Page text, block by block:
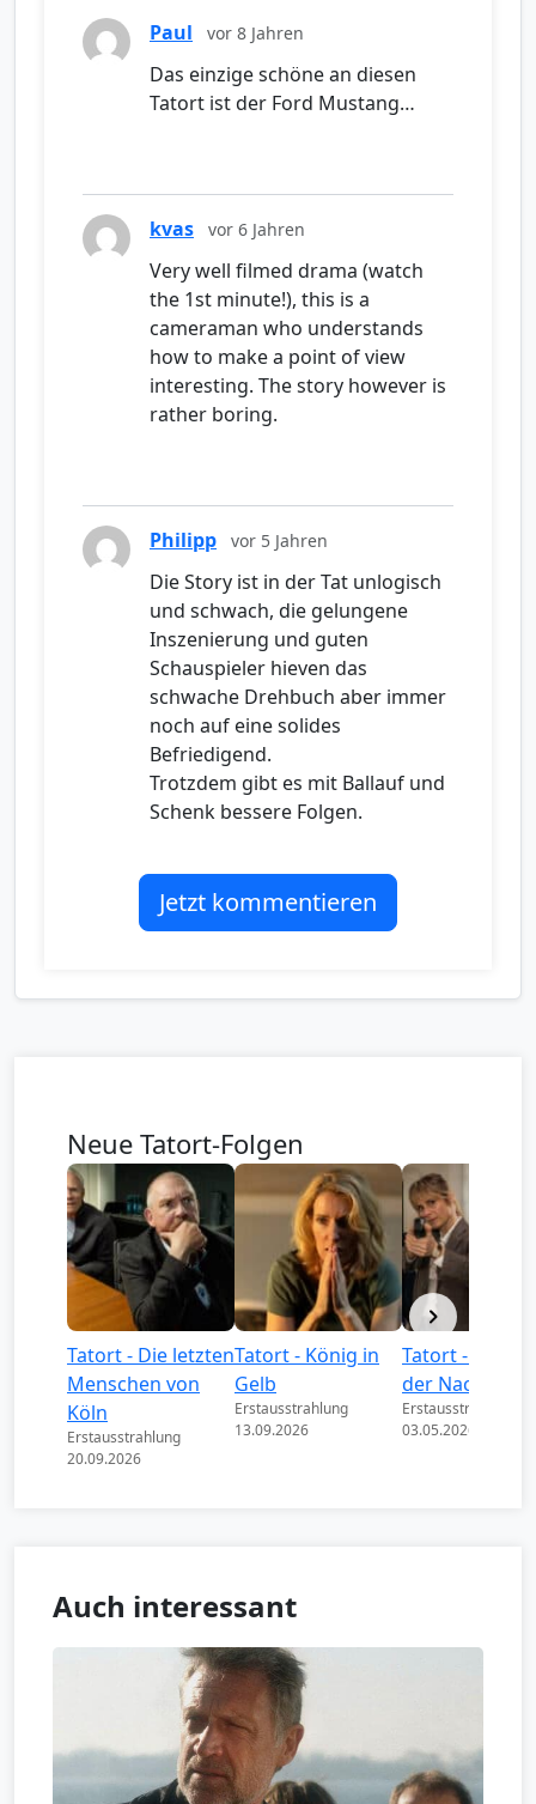
Paul vor 8 Jahren
Das einzige schöne an diesen
Tatort ist der Ford Mustang…
kvas vor 6 Jahren
Very well filmed drama (watch
the 1st minute!), this is a
cameraman who understands
how to make a point of view
interesting. The story however is
rather boring.
Philipp vor 5 Jahren
Die Story ist in der Tat unlogisch
und schwach, die gelungene
Inszenierung und guten
Schauspieler hieven das
schwache Drehbuch aber immer
noch auf eine solides
Befriedigend.
Trotzdem gibt es mit Ballauf und
Schenk bessere Folgen.
Jetzt kommentieren
Neue Tatort-Folgen
Tatort - Die letzten
Menschen von
Köln
Erstausstrahlung
20.09.2026
Tatort - König in
Gelb
Erstausstrahlung
13.09.2026
Tatort - Könige
der Nacht
Erstausstrahlung
03.05.2026
Auch interessant